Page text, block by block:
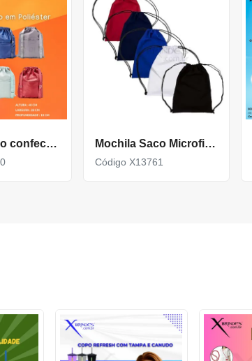
Mochila saco confeccionada em poliéster impermeável X05070 Mochila Saco Microfibra 35X42
Código X13761